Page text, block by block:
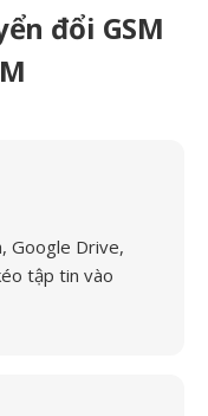
đổi GSM
Google Drive,
tập tin vào